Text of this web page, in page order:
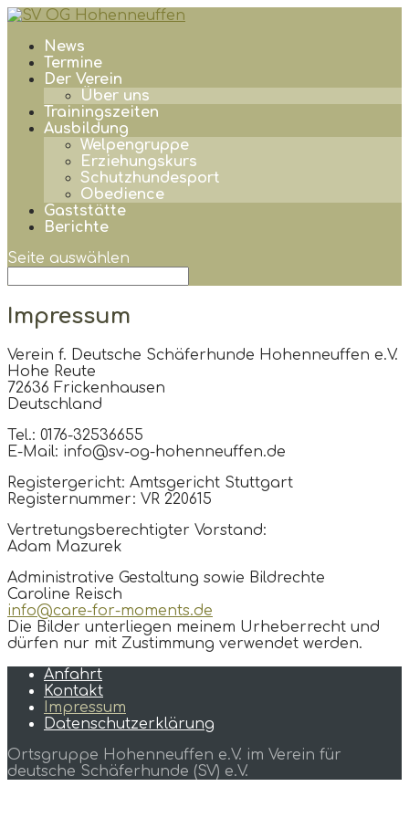
News
Termine
Der Verein
Über uns
Trainingszeiten
Ausbildung
Welpengruppe
Erziehungskurs
Schutzhundesport
Obedience
Gaststätte
Berichte
Seite auswählen
Impressum
Verein f. Deutsche Schäferhunde Hohenneuffen e.V.
Hohe Reute
72636 Frickenhausen
Deutschland
Tel.: 0176-32536655
E-Mail: info@sv-og-hohenneuffen.de
Registergericht: Amtsgericht Stuttgart
Registernummer: VR 220615
Vertretungsberechtigter Vorstand:
Adam Mazurek
Administrative Gestaltung sowie Bildrechte
Caroline Reisch
info@care-for-moments.de
Die Bilder unterliegen meinem Urheberrecht und
dürfen nur mit Zustimmung verwendet werden.
Anfahrt
Kontakt
Impressum
Datenschutzerklärung
Ortsgruppe Hohenneuffen e.V. im Verein für
deutsche Schäferhunde (SV) e.V.